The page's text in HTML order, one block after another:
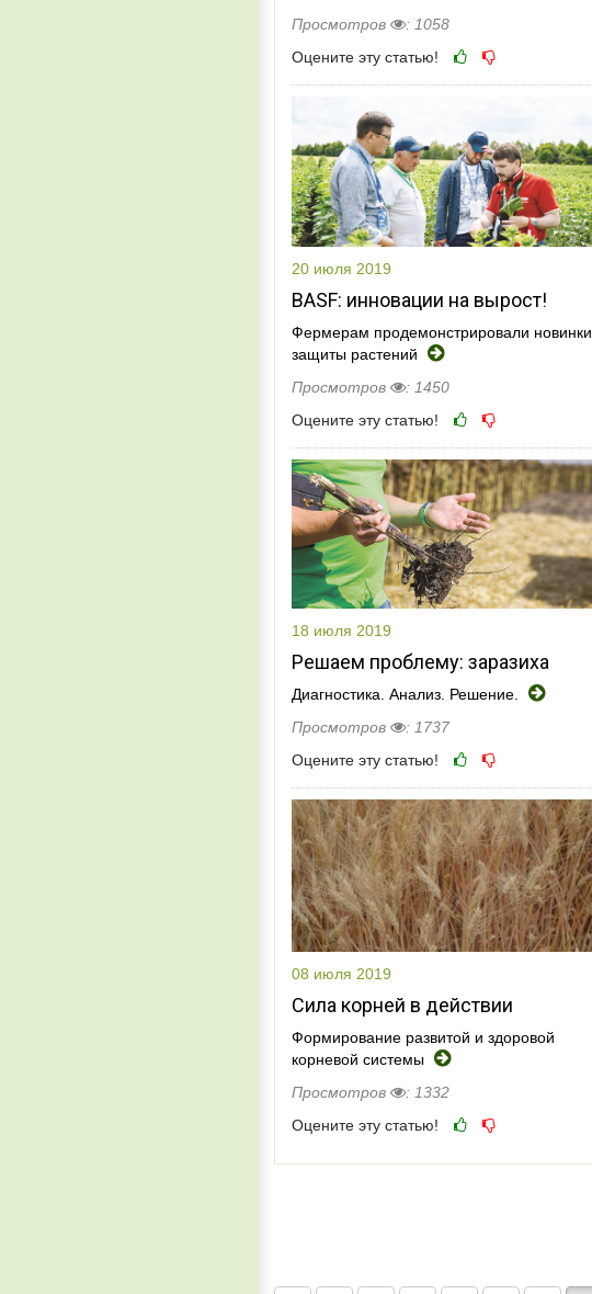
Просмотров
: 1058
Оцените эту статью!
20 июля 2019
BASF: инновации на вырост!
Фермерам продемонстрировали новинки
защиты растений
Просмотров
: 1450
Оцените эту статью!
18 июля 2019
Решаем проблему: заразиха
Диагностика. Анализ. Решение.
Просмотров
: 1737
Оцените эту статью!
08 июля 2019
Сила корней в действии
Формирование развитой и здоровой
корневой системы
Просмотров
: 1332
Оцените эту статью!